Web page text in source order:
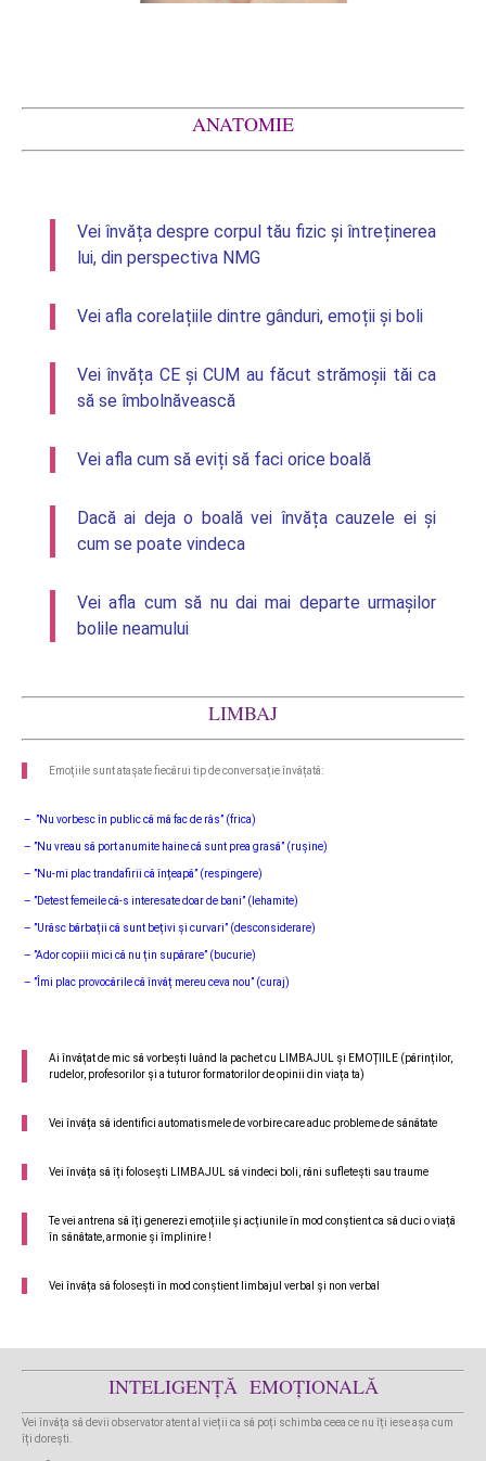
ANATOMIE
Vei învăța despre corpul tău fizic și întreținerea
lui, din perspectiva NMG
Vei afla corelațiile dintre gânduri, emoții și boli
Vei învăța CE și CUM au făcut strămoșii tăi ca
să se îmbolnăvească
Vei afla cum să eviți să faci orice boală
Dacă ai deja o boală vei învăța cauzele ei și
cum se poate vindeca
Vei afla cum să nu dai mai departe urmașilor
bolile neamului
LIMBAJ
Emoțiile sunt atașate fiecărui tip de conversație învățată:
– ”Nu vorbesc în public că mă fac de râs” (frica)
– ”Nu vreau să port anumite haine că sunt prea grasă” (rușine)
– ”Nu-mi plac trandafirii că înțeapă” (respingere)
– ”Detest femeile că-s interesate doar de bani” (lehamite)
– ”Urăsc bărbații că sunt bețivi și curvari” (desconsiderare)
– ”Ador copiii mici că nu țin supărare” (bucurie)
– ”Îmi plac provocările că învăț mereu ceva nou” (curaj)
Ai învățat de mic să vorbești luând la pachet cu LIMBAJUL și EMOȚIILE (părinților,
rudelor, profesorilor și a tuturor formatorilor de opinii din viața ta)
Vei învăța să identifici automatismele de vorbire care aduc probleme de sănătate
Vei învăța să îți folosești LIMBAJUL să vindeci boli, răni sufletești sau traume
Te vei antrena să îți generezi emoțiile și acțiunile în mod conștient ca să duci o viață
în sănătate, armonie și împlinire !
Vei învăța să folosești în mod conștient limbajul verbal și non verbal
INTELIGENȚĂ EMOȚIONALĂ
Vei învăța să devii observator atent al vieții ca să poți schimba ceea ce nu îți iese așa cum
îți dorești.